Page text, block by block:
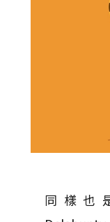
同樣也